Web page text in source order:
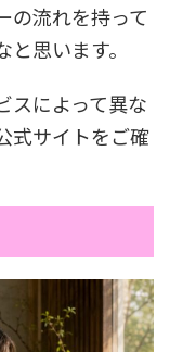
の流れを持って
思います。
スによって異な
式サイトをご確